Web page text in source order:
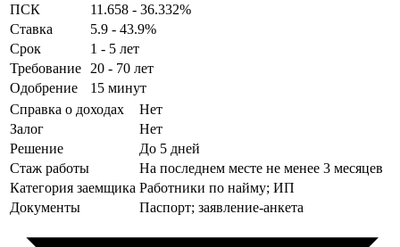
ПСК
11.658 - 36.332%
Ставка
5.9 - 43.9%
Срок
1 - 5 лет
Требование
20 - 70 лет
Одобрение
15 минут
Справка о доходах
Нет
Залог
Нет
Решение
До 5 дней
Стаж работы
На последнем месте не менее 3 месяцев
Категория заемщика Работники по найму; ИП
Документы
Паспорт; заявление-анкета